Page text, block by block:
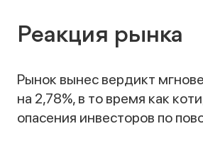
Реакция рынка
Рынок вынес вердикт
на 2,78%, в то время как
опасения инвесторов по